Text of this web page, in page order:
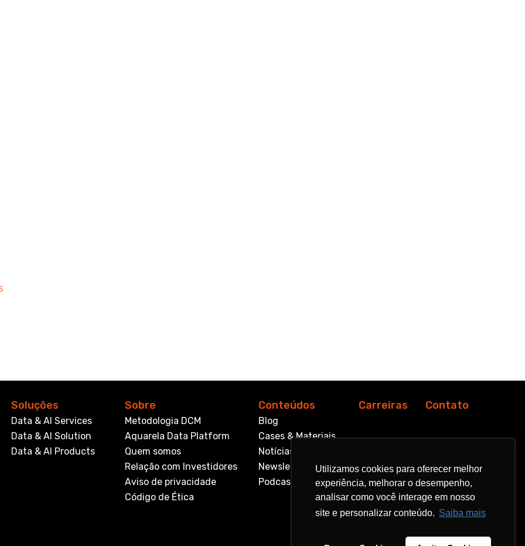
Utilizamos cookies para oferecer melhor
experiência, melhorar o desempenho,
analisar como você interage em nosso
site e personalizar conteúdo. Saiba mais
Utilizamos cookies para oferecer melhor
experiência, melhorar o desempenho,
analisar como você interage em nosso
site e personalizar conteúdo. Saiba mais
Soluções
Data & AI Services
Data & AI Solution
Data & AI Products
Sobre
Metodologia DCM
Aquarela Data Platform
Quem somos
Relação com Investidores
Aviso de privacidade
Código de Ética
Conteúdos
Blog
Cases & Materiais
Notícias
Newsletter
Podcast
Carreiras Contato